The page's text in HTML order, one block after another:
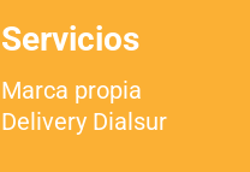
Servicios
Marca propia
Delivery Dialsur